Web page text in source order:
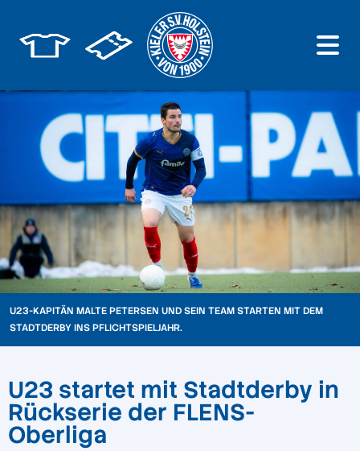
U23-KAPITÄN MALTE PETERSEN UND SEIN TEAM STARTEN MIT DEM
STADTDERBY INS PFLICHTSPIELJAHR.
U23 startet mit Stadtderby in
Rückserie der FLENS-
Oberliga